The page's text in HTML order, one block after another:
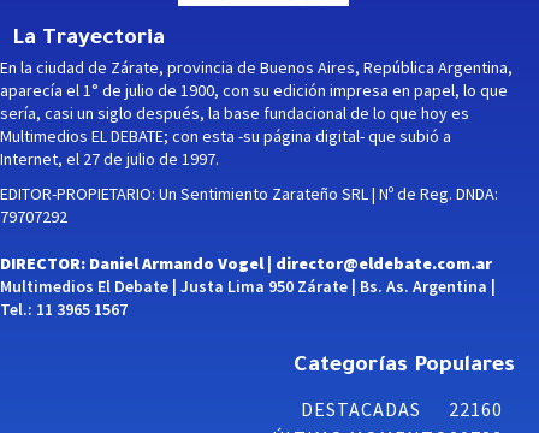
La Trayectoria
En la ciudad de Zárate, provincia de Buenos Aires, República Argentina,
aparecía el 1° de julio de 1900, con su edición impresa en papel, lo que
sería, casi un siglo después, la base fundacional de lo que hoy es
Multimedios EL DEBATE; con esta -su página digital- que subió a
Internet, el 27 de julio de 1997.
EDITOR-PROPIETARIO: Un Sentimiento Zarateño SRL | Nº de Reg. DNDA:
79707292
DIRECTOR: Daniel Armando Vogel | director@eldebate.com.ar
Multimedios El Debate | Justa Lima 950 Zárate | Bs. As. Argentina |
Tel.: 11 3965 1567
Categorías Populares
DESTACADAS
22160